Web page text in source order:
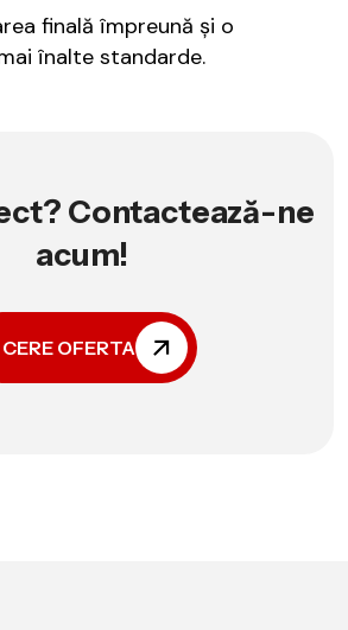
finală împreună și o
înalte standarde.
Contactează-ne
acum!
CERE OFERTA